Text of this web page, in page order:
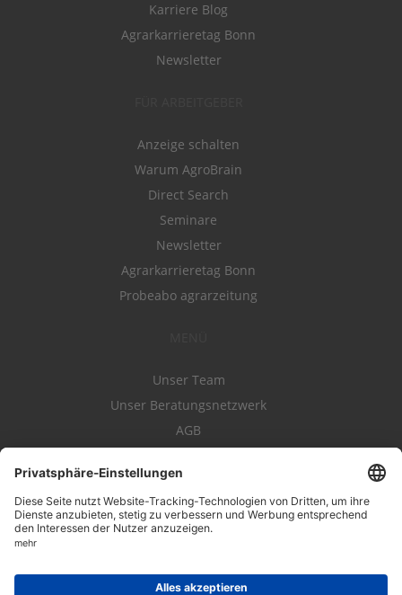
Karriere Blog
Agrarkarrieretag Bonn
Newsletter
Anzeige schalten
Warum AgroBrain
Direct Search
Seminare
Newsletter
Agrarkarrieretag Bonn
Probeabo agrarzeitung
Unser Team
Unser Beratungsnetzwerk
AGB
Datenschutz
Impressum
Kontakt